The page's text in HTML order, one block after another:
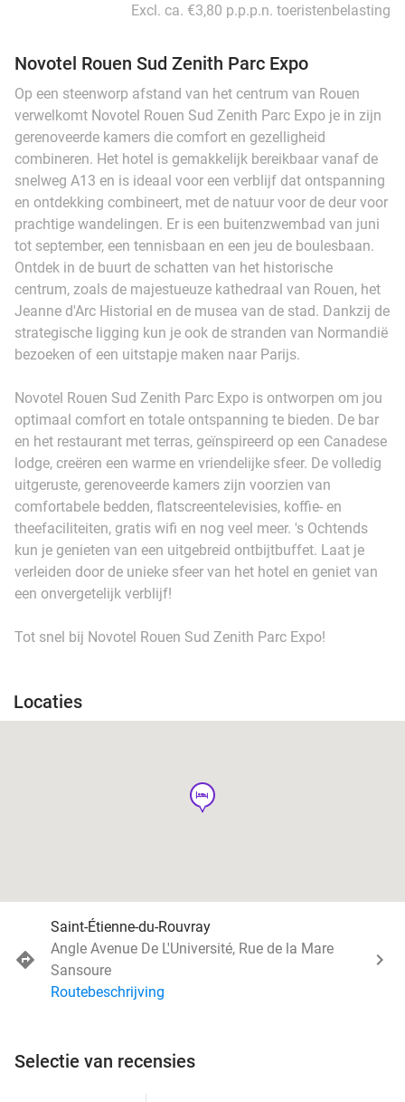
Excl. ca. €3,80 p.p.p.n. toeristenbelasting
Novotel Rouen Sud Zenith Parc Expo
Op een steenworp afstand van het centrum van Rouen
verwelkomt Novotel Rouen Sud Zenith Parc Expo je in zijn
gerenoveerde kamers die comfort en gezelligheid
combineren. Het hotel is gemakkelijk bereikbaar vanaf de
snelweg A13 en is ideaal voor een verblijf dat ontspanning
en ontdekking combineert, met de natuur voor de deur voor
prachtige wandelingen. Er is een buitenzwembad van juni
tot september, een tennisbaan en een jeu de boulesbaan.
Ontdek in de buurt de schatten van het historische
centrum, zoals de majestueuze kathedraal van Rouen, het
Jeanne d'Arc Historial en de musea van de stad. Dankzij de
strategische ligging kun je ook de stranden van Normandië
bezoeken of een uitstapje maken naar Parijs.
Novotel Rouen Sud Zenith Parc Expo is ontworpen om jou
optimaal comfort en totale ontspanning te bieden. De bar
en het restaurant met terras, geïnspireerd op een Canadese
lodge, creëren een warme en vriendelijke sfeer. De volledig
uitgeruste, gerenoveerde kamers zijn voorzien van
comfortabele bedden, flatscreentelevisies, koffie- en
theefaciliteiten, gratis wifi en nog veel meer. 's Ochtends
kun je genieten van een uitgebreid ontbijtbuffet. Laat je
verleiden door de unieke sfeer van het hotel en geniet van
een onvergetelijk verblijf!
Tot snel bij Novotel Rouen Sud Zenith Parc Expo!
Locaties
hotel
Saint-Étienne-du-Rouvray
Angle Avenue De L'Université, Rue de la Mare
Sansoure
Routebeschrijving
Selectie van recensies